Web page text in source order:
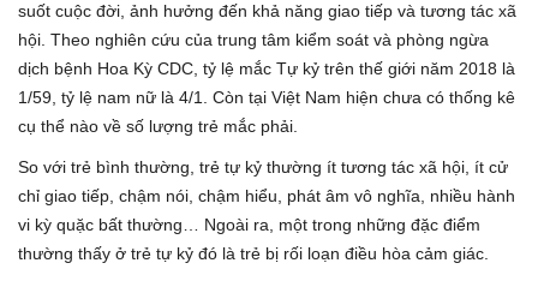
suốt cuộc đời, ảnh hưởng đến khả năng giao tiếp và tương tác xã
hội. Theo nghiên cứu của trung tâm kiểm soát và phòng ngừa
dịch bệnh Hoa Kỳ CDC, tỷ lệ mắc Tự kỷ trên thế giới năm 2018 là
1/59, tỷ lệ nam nữ là 4/1. Còn tại Việt Nam hiện chưa có thống kê
cụ thể nào về số lượng trẻ mắc phải.
So với trẻ bình thường, trẻ tự kỷ thường ít tương tác xã hội, ít cử
chỉ giao tiếp, chậm nói, chậm hiểu, phát âm vô nghĩa, nhiều hành
vi kỳ quặc bất thường… Ngoài ra, một trong những đặc điểm
thường thấy ở trẻ tự kỷ đó là trẻ bị rối loạn điều hòa cảm giác.